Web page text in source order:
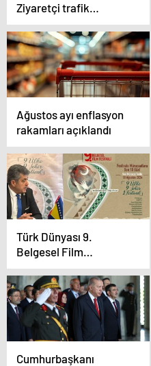
Ziyaretçi trafik
şartlarında yarı yarıya
indirim
Ağustos ayı enflasyon
rakamları açıklandı
Türk Dünyası 9.
Belgesel Film
Festivaline 300 filmle
müracaat
Cumhurbaşkanı